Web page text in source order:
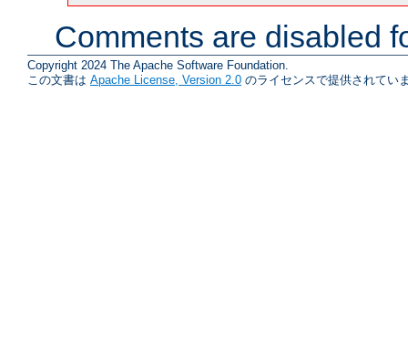
Comments are disabled
Copyright 2024 The Apache Software Foundation.
この文書は Apache License, Version 2.0 のライセンスで提供されてい